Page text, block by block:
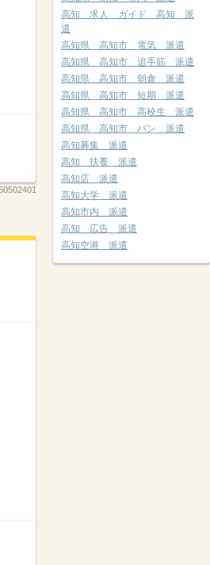
高知 求人 ガイド 高知 派
遣
高知県 高知市 電気 派遣
高知県 高知市 追手筋 派遣
高知県 高知市 朝倉 派遣
高知県 高知市 短期 派遣
高知県 高知市 高校生 派遣
高知県 高知市 パン 派遣
高知募集 派遣
高知 扶養 派遣
高知店 派遣
高知大学 派遣
高知市内 派遣
高知 広告 派遣
高知空港 派遣